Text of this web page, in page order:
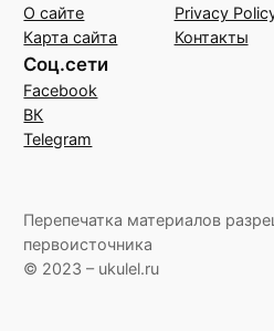
О сайте
Карта сайта
Privacy
Контакты
Соц.сети
Facebook
ВК
Telegram
Перепечатка материалов
первоисточника
© 2023 – ukulel.ru